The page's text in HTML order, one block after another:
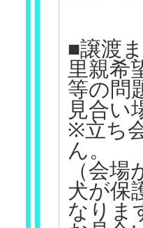
■譲渡
里親希
等の問
見合い
※立ち
ん。
（会
犬が保
なりま